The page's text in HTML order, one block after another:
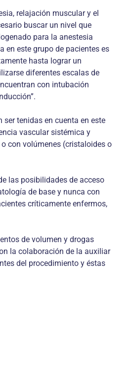
relajación muscular y el
buscar un nivel que
para la anestesia
en este grupo de pacientes es
hasta lograr un
diferentes escalas de
con intubación
tenidas en cuenta en este
vascular sistémica y
con volúmenes (cristaloides o
las posibilidades de acceso
de base y nunca con
críticamente enfermos,
de volumen y drogas
la colaboración de la auxiliar
del procedimiento y éstas